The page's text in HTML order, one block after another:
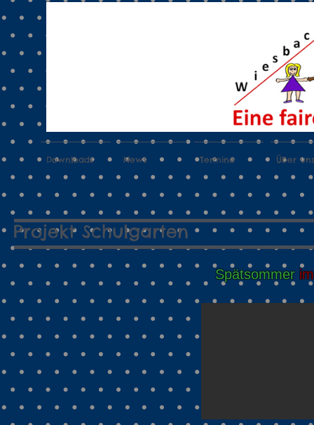
Downloads News Termine Über uns
Projekt Schulgarten
Spätsommer im